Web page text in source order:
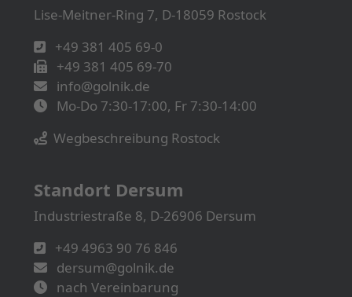
Lise-Meitner-Ring 7, D-18059 Rostock
+49 381 405 69-0
+49 381 405 69-70
info@golnik.de
Mo-Do 7:30-17:00, Fr 7:30-14:00
Wegbeschreibung Rostock
Standort Dersum
Industriestraße 8, D-26906 Dersum
+49 4963 90 76 846
dersum@golnik.de
nach Vereinbarung